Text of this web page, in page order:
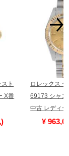
ト
X番
ロレックス
69173 シャ
中古 レディ
¥